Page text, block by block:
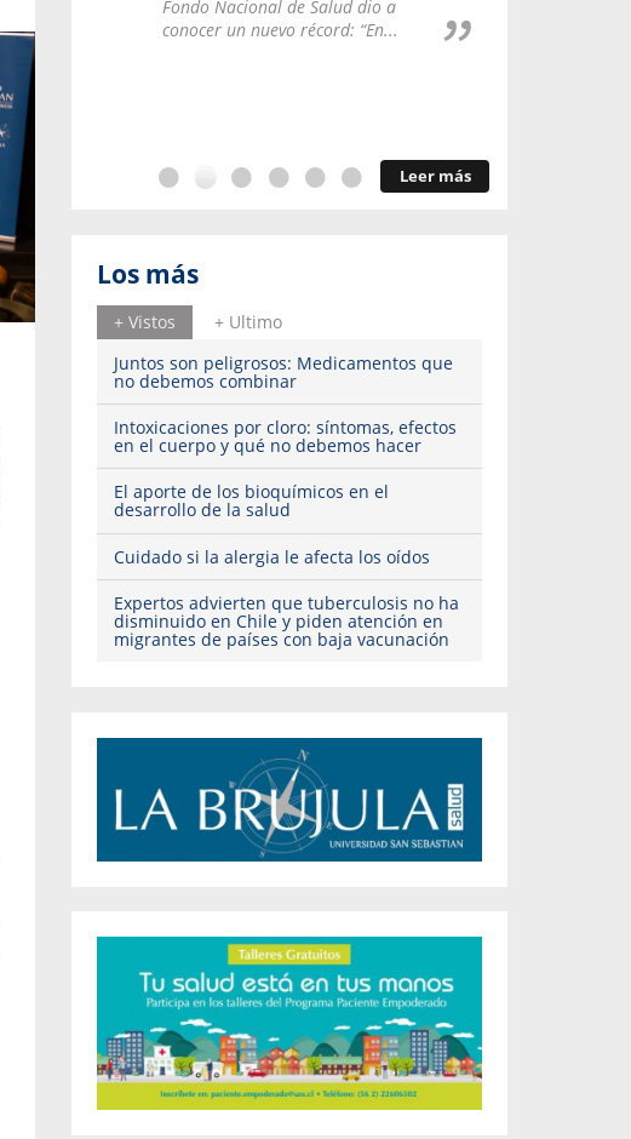
Fondo Nacional de Salud dio a
conocer un nuevo récord: “En...
Leer más
Los más
+ Vistos
+ Ultimo
Juntos son peligrosos: Medicamentos que
no debemos combinar
Intoxicaciones por cloro: síntomas, efectos
en el cuerpo y qué no debemos hacer
El aporte de los bioquímicos en el
desarrollo de la salud
Cuidado si la alergia le afecta los oídos
Expertos advierten que tuberculosis no ha
disminuido en Chile y piden atención en
migrantes de países con baja vacunación